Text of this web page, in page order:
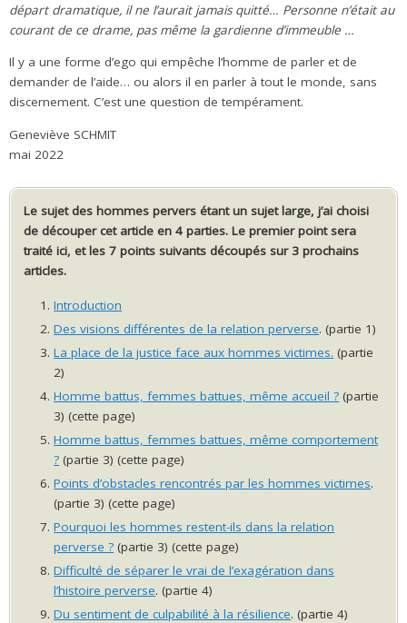
départ dramatique, il ne l’aurait jamais quitté… Personne n’était au
courant de ce drame, pas même la gardienne d’immeuble …
Il y a une forme d’ego qui empêche l’homme de parler et de
demander de l’aide… ou alors il en parler à tout le monde, sans
discernement. C’est une question de tempérament.
Geneviève SCHMIT
mai 2022
Le sujet des hommes pervers étant un sujet large, j’ai choisi
de découper cet article en 4 parties. Le premier point sera
traité ici, et les 7 points suivants découpés sur 3 prochains
articles.
Introduction
Des visions différentes de la relation perverse. (partie 1)
La place de la justice face aux hommes victimes. (partie
2)
Homme battus, femmes battues, même accueil ? (partie
3) (cette page)
Homme battus, femmes battues, même comportement
? (partie 3) (cette page)
Points d’obstacles rencontrés par les hommes victimes.
(partie 3) (cette page)
Pourquoi les hommes restent-ils dans la relation
perverse ? (partie 3) (cette page)
Difficulté de séparer le vrai de l’exagération dans
l’histoire perverse. (partie 4)
Du sentiment de culpabilité à la résilience. (partie 4)